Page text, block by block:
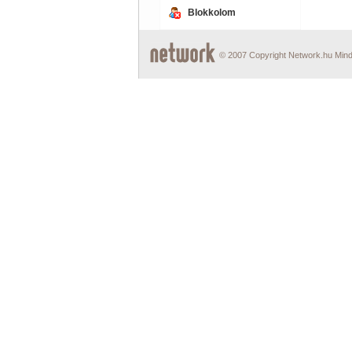
Blokkolom
© 2007 Copyright Network.hu